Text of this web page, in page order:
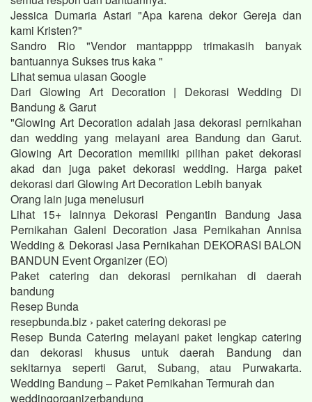
Jessica Dumaria Astari "Apa karena dekor Gereja dan
kami Kristen?"
Sandro Rio "Vendor mantapppp trimakasih banyak
bantuannya Sukses trus kaka "
Lihat semua ulasan Google
Dari Glowing Art Decoration | Dekorasi Wedding Di
Bandung & Garut
"Glowing Art Decoration adalah jasa dekorasi pernikahan
dan wedding yang melayani area Bandung dan Garut.
Glowing Art Decoration memiliki pilihan paket dekorasi
akad dan juga paket dekorasi wedding. Harga paket
dekorasi dari Glowing Art Decoration Lebih banyak
Orang lain juga menelusuri
Lihat 15+ lainnya Dekorasi Pengantin Bandung Jasa
Pernikahan Galeni Decoration Jasa Pernikahan Annisa
Wedding & Dekorasi Jasa Pernikahan DEKORASI BALON
BANDUN Event Organizer (EO)
Paket catering dan dekorasi pernikahan di daerah
bandung
Resep Bunda
resepbunda.biz › paket catering dekorasi pe
Resep Bunda Catering melayani paket lengkap catering
dan dekorasi khusus untuk daerah Bandung dan
sekitarnya seperti Garut, Subang, atau Purwakarta.
Wedding Bandung – Paket Pernikahan Termurah dan
weddingorganizerbandung